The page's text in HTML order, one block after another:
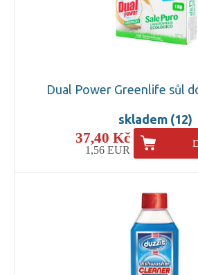
Dual Power Greenlife sůl
skladem (12)
37,40 Kč
1,56 EUR